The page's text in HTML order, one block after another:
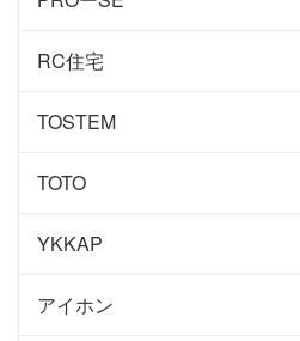
RC住宅
TOSTEM
TOTO
YKKAP
アイホン